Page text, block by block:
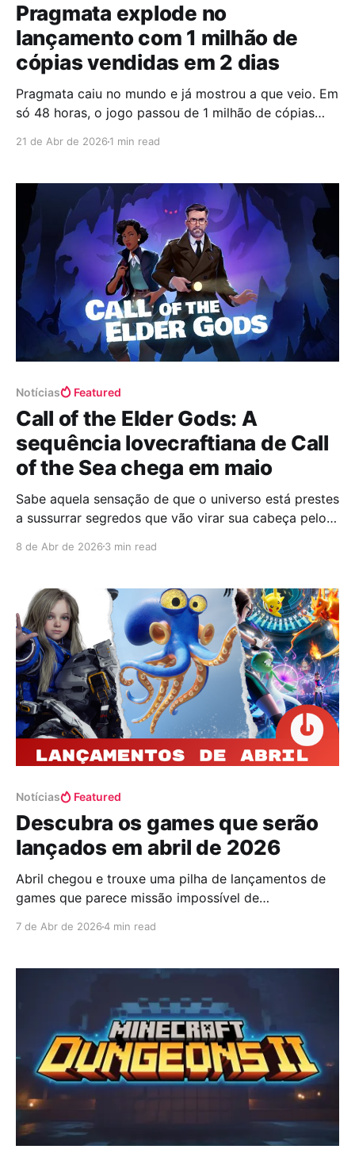
Pragmata explode no
lançamento com 1 milhão de
cópias vendidas em 2 dias
Pragmata caiu no mundo e já mostrou a que veio. Em
só 48 horas, o jogo passou de 1 milhão de cópias
errado fácil. Mas
21 de Abr de 2026 1 min read
Notícias Featured
Call of the Elder Gods: A
sequência lovecraftiana de Call
of the Sea chega em maio
Sabe aquela sensação de que o universo está prestes
a sussurrar segredos que vão virar sua cabeça pelo
Blue Games resolveram sacudir o calendário e
do aclamado Call of the Sea,
8 de Abr de 2026 3 min read
Notícias Featured
Descubra os games que serão
lançados em abril de 2026
Abril chegou e trouxe uma pilha de lançamentos de
games que parece missão impossível de
começou no mês passado, talvez seja a hora de
7 de Abr de 20264 min read